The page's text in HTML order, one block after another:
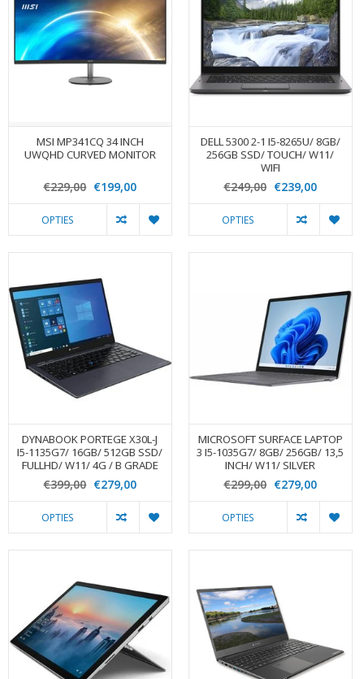
MSI MP341CQ 34 INCH
UWQHD CURVED MONITOR
€229,00 €199,00
OPTIES
DELL 5300 2-1 I5-8265U/ 8GB/
256GB SSD/ TOUCH/ W11/
WIFI
€249,00 €239,00
OPTIES
DYNABOOK PORTEGE X30L-J
I5-1135G7/ 16GB/ 512GB SSD/
FULLHD/ W11/ 4G / B GRADE
€399,00 €279,00
OPTIES
MICROSOFT SURFACE LAPTOP
3 I5-1035G7/ 8GB/ 256GB/ 13,5
INCH/ W11/ SILVER
€299,00 €279,00
OPTIES